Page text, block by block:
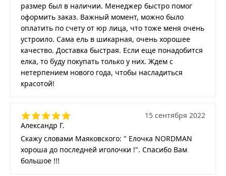
размер был в наличии. Менеджер быстро помог
оформить заказ. Важный момент, можно было
оплатить по счету от юр лица, что тоже меня очень
устроило. Сама ель в шикарная, очень хорошее
качество. Доставка быстрая. Если еще понадобится
елка, то буду покупать только у них. Ждем с
нетерпением нового года, чтобы насладиться
красотой!
Александр Г.
15 сентября 2022
Скажу словами Маяковского: " Елочка NORDMAN
хороша до последней иголочки !". Спасибо Вам
большое !!!